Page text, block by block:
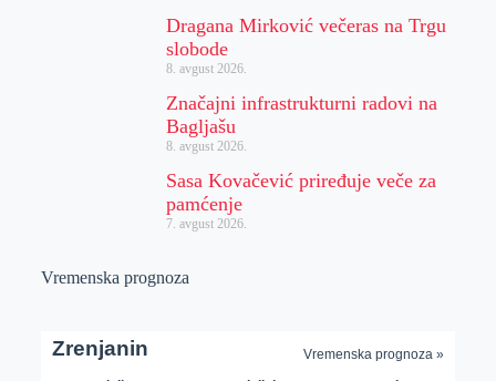
Dragana Mirković večeras na Trgu
slobode
8. avgust 2026.
Značajni infrastrukturni radovi na
Bagljašu
8. avgust 2026.
Sasa Kovačević priređuje veče za
pamćenje
7. avgust 2026.
Vremenska prognoza